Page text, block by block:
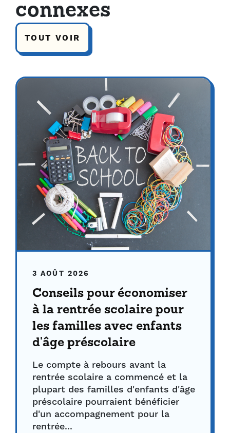
connexes
TOUT VOIR
3 AOÛT 2026
Conseils pour économiser
à la rentrée scolaire pour
les familles avec enfants
d'âge préscolaire
Le compte à rebours avant la
rentrée scolaire a commencé et la
plupart des familles d'enfants d'âge
préscolaire pourraient bénéficier
d'un accompagnement pour la
rentrée...